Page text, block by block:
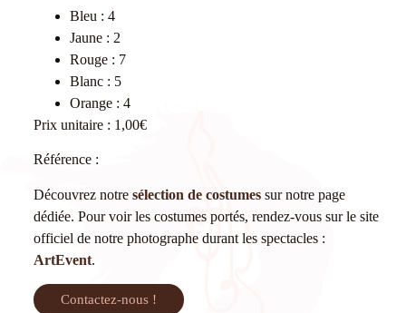
Bleu : 4
Jaune : 2
Rouge : 7
Blanc : 5
Orange : 4
Prix unitaire : 1,00€
Référence :
Découvrez notre sélection de costumessur notre page
dédiée. Pour voir les costumes portés, rendez-vous sur le site
officiel de notre photographe durant les spectacles :
ArtEvent.
Contactez-nous !